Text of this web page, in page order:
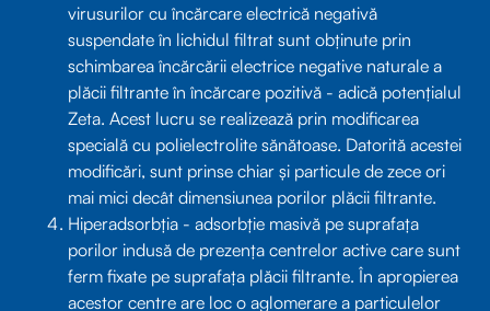
virusurilor cu încărcare electrică negativă
suspendate în lichidul filtrat sunt obținute prin
schimbarea încărcării electrice negative naturale a
plăcii filtrante în încărcare pozitivă - adică potențialul
Zeta. Acest lucru se realizează prin modificarea
specială cu polielectrolite sănătoase. Datorită acestei
modificări, sunt prinse chiar și particule de zece ori
mai mici decât dimensiunea porilor plăcii filtrante.
Hiperadsorbția - adsorbție masivă pe suprafața
porilor indusă de prezența centrelor active care sunt
ferm fixate pe suprafața plăcii filtrante. În apropierea
acestor centre are loc o aglomerare a particulelor